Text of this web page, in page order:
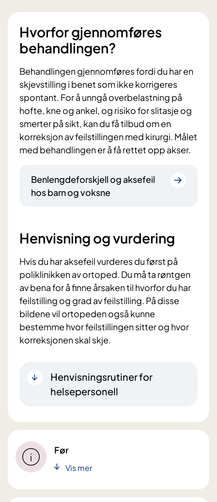
Hvorfor gjennomføres
behandlingen?
Behandlingen gjennomføres fordi du har en
skjevstilling i benet som ikke korrigeres
spontant. For å unngå overbelastning på
hofte, kne og ankel, og risiko for slitasje og
smerter på sikt, kan du få tilbud om en
korreksjon av feilstillingen med kirurgi. Målet
med behandlingen er å få rettet opp akser.
Benlengdeforskjell og aksefeil
hos barn og voksne
Henvisning og vurdering
Hvis du har aksefeil vurderes du først på
poliklinikken av ortoped. Du må ta røntgen
av bena for å finne årsaken til hvorfor du har
feilstilling og grad av feilstilling. På disse
bildene vil ortopeden også kunne
bestemme hvor feilstillingen sitter og hvor
korreksjonen skal skje.
Henvisningsrutiner for
helsepersonell
Før
Vis mer